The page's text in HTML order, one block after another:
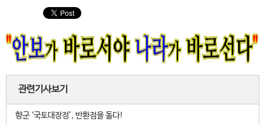
관련기사보기
향군 ‘국토대장정’, 반환점을 돌다!